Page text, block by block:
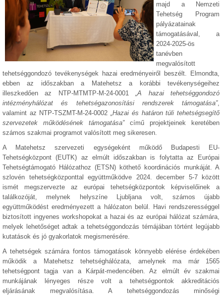
majd a Nemzeti
Tehetség Program
pályázatainak
támogatásával, a
2024-2025-ös
tanévben
megvalósított
tehetséggondozó tevékenységek hazai eredményeiről beszélt. Elmondta,
ebben az időszakban a Matehetsz a korábbi tevékenységeihez
illeszkedően az NTP-MTMTP-M-24-0001„A hazai tehetséggondozó
intézményhálózat és tehetségazonosítási rendszerek támogatása”,
valamint az NTP-TSZMT-M-24-0002„Hazai és határon túli tehetségsegítő
szervezetek működésének támogatása”című projektjeinek keretében
számos szakmai programot valósított meg sikeresen.
A Matehetsz szervezeti egységeként működő Budapesti EU-
Tehetségközpont (EUTK) az elmúlt időszakban is folytatta az Európai
Tehetségtámogató Hálózathoz (ETSN) köthető koordinációs munkáját. A
szlovén tehetségközponttal együttműködve 2024. december 5-7 között
ismét megszervezte az európai tehetségközpontok képviselőinek a
találkozóját, melynek helyszíne Ljubljana volt, számos újabb
együttműködést eredményezett a hálózaton belül. Havi rendszerességgel
biztosított ingyenes workshopokat a hazai és az európai hálózat számára,
melyek lehetőséget adtak a tehetséggondozás témájában történt legújabb
kutatások és jó gyakorlatok megismerésére.
A tehetségek számára fontos támogatások könnyebb elérése érdekében
működik a Matehetsz tehetséghálózata, amelynek ma már 1565
tehetségpont tagja van a Kárpát-medencében. Az elmúlt év szakmai
munkájának lényeges része volt a tehetségpontok akkreditációs
eljárásának megvalósítása. A tehetséggondozás minőségi